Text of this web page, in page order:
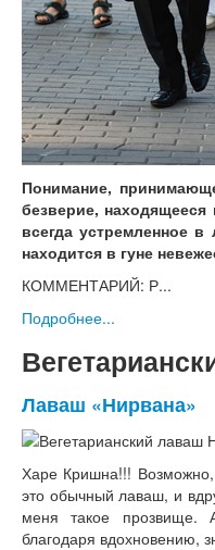
Понимание,
безверие,
всегда устремленное
находится в гуне
КОММЕНТАРИЙ: Р...
Подробнее...
Лаваш «Нирвана»
Харе Кришна!!!
это обычный лаваш, и
меня такое прозвище.
благодаря вдохновению,